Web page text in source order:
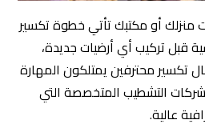
منزلك أو مكتبك تأتي خطوة تكسير
قبل تركيب أي أرضيات جديدة،
تكسير محترفين يمتلكون المهارة
التشطيب المتخصصة التي
عالية.